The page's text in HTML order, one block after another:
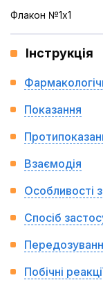
Флакон №1x1
Інструкція
Показання
Взаємодія
Особливості
Спосіб
Побічні